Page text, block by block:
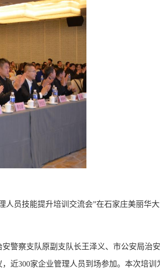
人员技能提升培训交流会”在石家庄美丽华大
警察支队原副支队长王泽义、市公安局治
近300家企业管理人员到场参加。本次培训